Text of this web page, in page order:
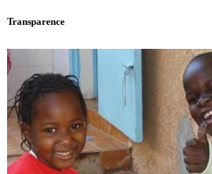
Transparence